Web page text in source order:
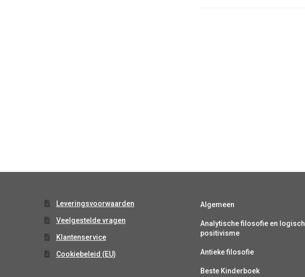
Leveringsvoorwaarden
Veelgestelde vragen
Klantenservice
Cookiebeleid (EU)
Algemeen
Analytische filosofie en logisch
positivisme
Antieke filosofie
Beste Kinderboek